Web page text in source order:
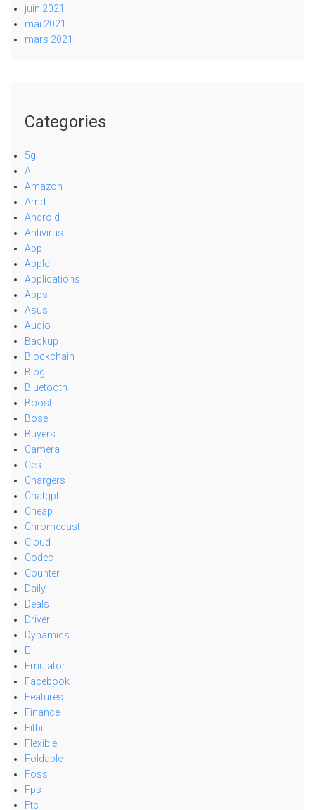
juin 2021
mai 2021
mars 2021
Categories
5g
Ai
Amazon
Amd
Android
Antivirus
App
Apple
Applications
Apps
Asus
Audio
Backup
Blockchain
Blog
Bluetooth
Boost
Bose
Buyers
Camera
Ces
Chargers
Chatgpt
Cheap
Chromecast
Cloud
Codec
Counter
Daily
Deals
Driver
Dynamics
E
Emulator
Facebook
Features
Finance
Fitbit
Flexible
Foldable
Fossil
Fps
Ftc